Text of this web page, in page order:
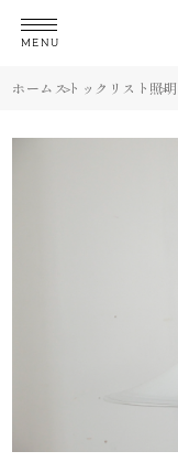
MENU
ホーム ストックリスト 照明